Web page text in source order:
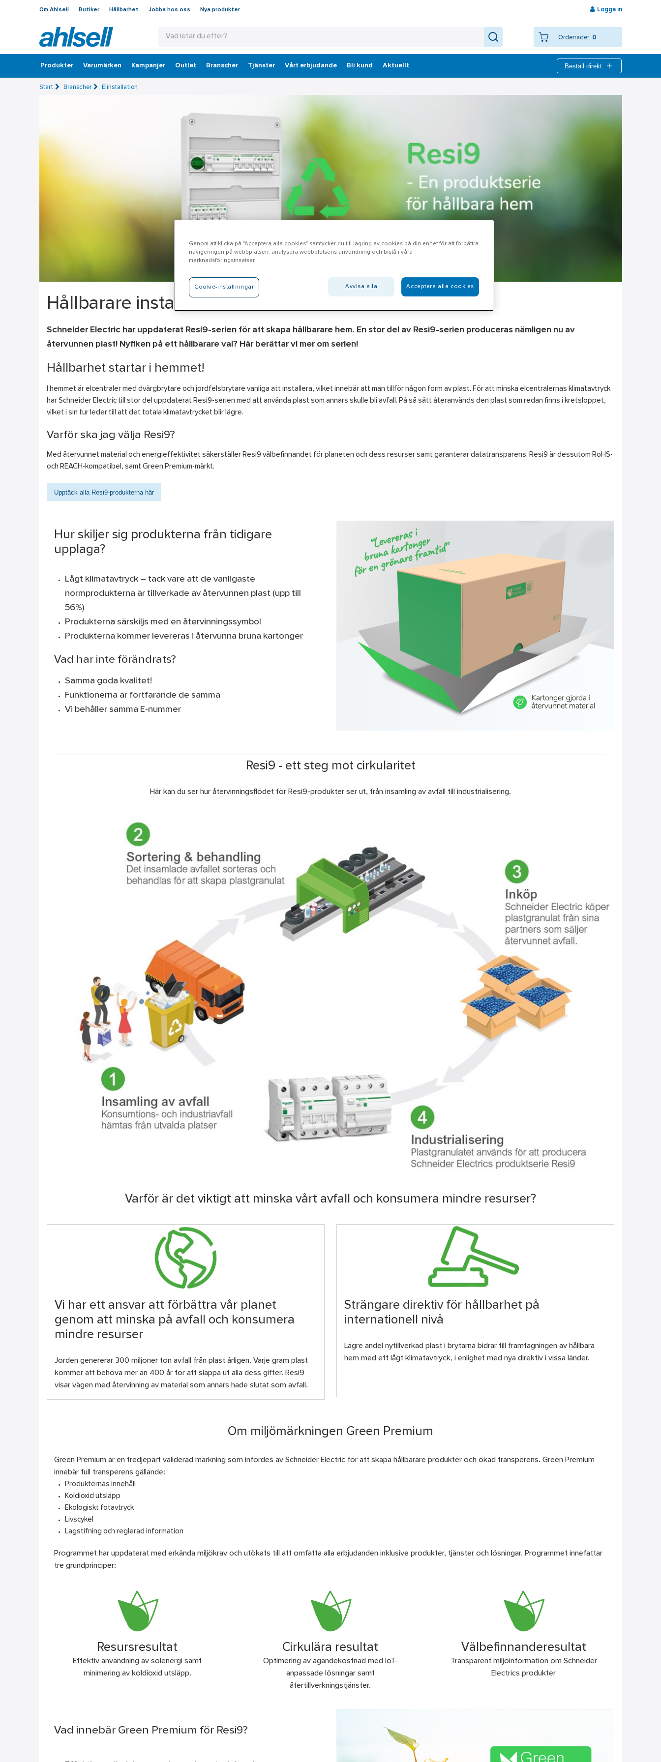
Om Ahlsell Butiker Hållbarhet Jobba hos oss Nya produkter Logga in
Orderrader: 0
Produkter Varumärken Kampanjer Outlet Branscher Tjänster Vårt erbjudande Bli kund Aktuellt Beställ direkt
Start Branscher Elinstallation
Hållbarare installation med Resi9
Schneider Electric har uppdaterat Resi9-serien för att skapa hållbarare hem. En stor del av Resi9-serien produceras nämligen nu av
återvunnen plast! Nyfiken på ett hållbarare val? Här berättar vi mer om serien!
Hållbarhet startar i hemmet!
I hemmet är elcentraler med dvärgbrytare och jordfelsbrytare vanliga att installera, vilket innebär att man tillför någon form av plast. För att minska elcentralernas klimatavtryck
har Schneider Electric till stor del uppdaterat Resi9-serien med att använda plast som annars skulle bli avfall. På så sätt återanvänds den plast som redan finns i kretsloppet,
vilket i sin tur leder till att det totala klimatavtrycket blir lägre.
Varför ska jag välja Resi9?
Med återvunnet material och energieffektivitet säkerställer Resi9 välbefinnandet för planeten och dess resurser samt garanterar datatransparens. Resi9 är dessutom RoHS-
och REACH-kompatibel, samt Green Premium-märkt.
Upptäck alla Resi9-produkterna här
Hur skiljer sig produkterna från tidigare
upplaga?
Lågt klimatavtryck – tack vare att de vanligaste
normprodukterna är tillverkade av återvunnen plast (upp till
56%)
Produkterna särskiljs med en återvinningssymbol
Produkterna kommer levereras i återvunna bruna kartonger
Vad har inte förändrats?
Samma goda kvalitet!
Funktionerna är fortfarande de samma
Vi behåller samma E-nummer
Resi9 - ett steg mot cirkularitet
Här kan du ser hur återvinningsflödet för Resi9-produkter ser ut, från insamling av avfall till industrialisering.
Varför är det viktigt att minska vårt avfall och konsumera mindre resurser?
Vi har ett ansvar att förbättra vår planet
genom att minska på avfall och konsumera
mindre resurser
Jorden genererar 300 miljoner ton avfall från plast årligen. Varje gram plast
kommer att behöva mer än 400 år för att släppa ut alla dess gifter. Resi9
visar vägen med återvinning av material som annars hade slutat som avfall.
Strängare direktiv för hållbarhet på
internationell nivå
Lägre andel nytillverkad plast i brytarna bidrar till framtagningen av hållbara
hem med ett lågt klimatavtryck, i enlighet med nya direktiv i vissa länder.
Om miljömärkningen Green Premium
Green Premium är en tredjepart validerad märkning som infördes av Schneider Electric för att skapa hållbarare produkter och ökad transperens. Green Premium
innebär full transperens gällande:
Produkternas innehåll
Koldioxid utsläpp
Ekologiskt fotavtryck
Livscykel
Lagstifning och reglerad information
Programmet har uppdaterat med erkända miljökrav och utökats till att omfatta alla erbjudanden inklusive produkter, tjänster och lösningar. Programmet innefattar
tre grundprinciper:
Resursresultat
Effektiv användning av solenergi samt
minimering av koldioxid utsläpp.
Cirkulära resultat
Optimering av ägandekostnad med IoT-
anpassade lösningar samt
återtillverkningstjänster.
Välbefinnanderesultat
Transparent miljöinformation om Schneider
Electrics produkter
Vad innebär Green Premium för Resi9?
Genom att klicka på "Acceptera alla cookies" samtycker du till lagring av cookies på din enhet för att förbättra
navigeringen på webbplatsen, analysera webbplatsens användning och bistå i våra
marknadsföringsinsatser.
Cookie-inställningar Avvisa alla Acceptera alla cookies